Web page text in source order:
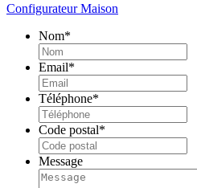
Configurateur Maison
Nom*
Email*
Téléphone*
Code postal*
Message